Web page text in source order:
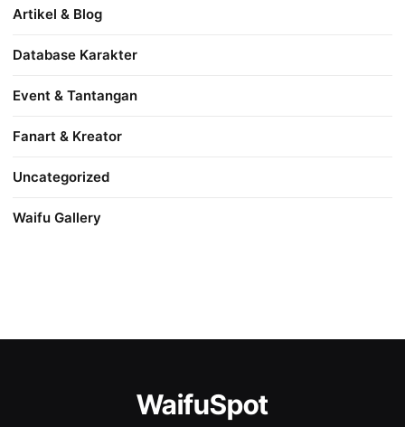
Artikel & Blog
Database Karakter
Event & Tantangan
Fanart & Kreator
Uncategorized
Waifu Gallery
WaifuSpot